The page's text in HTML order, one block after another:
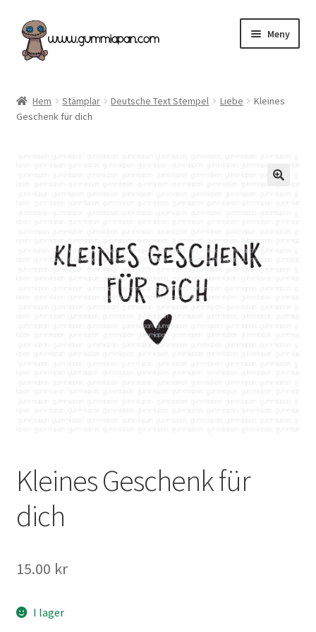
Hoppa
till
navigering
Hoppa
till
innehåll
Meny
Kategorier
Köpvillkor
Hem Stämplar Deutsche Text Stempel Liebe
Kleines
Geschenk für dich
Kleines Geschenk für
dich
15.00 kr
I lager